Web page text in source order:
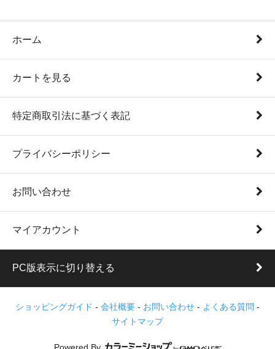
ホーム
カートを見る
特定商取引法に基づく表記
プライバシーポリシー
お問い合わせ
マイアカウント
PC版表示に切り替える
ショッピングガイド - 会社概要 - お問い合わせ - よくある質問 -
サイトマップ